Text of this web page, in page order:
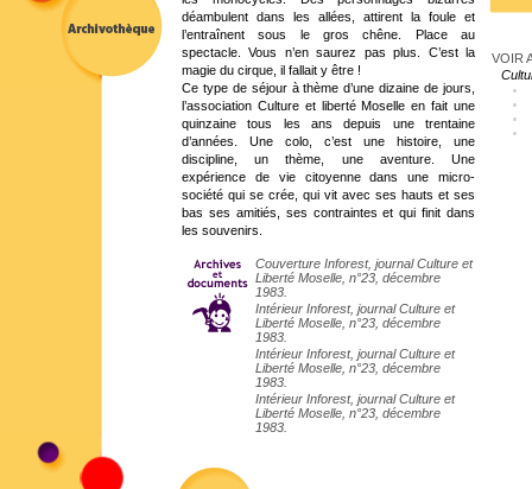
VOIR
déambulent dans les allées, attirent la foule et
l’entraînent sous le gros chêne. Place au
spectacle. Vous n’en saurez pas plus. C’est la
magie du cirque, il fallait y être !
Ce type de séjour à thème d’une dizaine de jours,
l’association Culture et liberté Moselle en fait une
quinzaine tous les ans depuis une trentaine
d’années. Une colo, c’est une histoire, une
discipline, un thème, une aventure. Une
expérience de vie citoyenne dans une micro-
société qui se crée, qui vit avec ses hauts et ses
bas ses amitiés, ses contraintes et qui finit dans
les souvenirs.
Couverture Inforest, journal Culture et
Liberté Moselle, n°23, décembre
1983.
Intérieur Inforest, journal Culture et
Liberté Moselle, n°23, décembre
1983.
Intérieur Inforest, journal Culture et
Liberté Moselle, n°23, décembre
1983.
Intérieur Inforest, journal Culture et
Liberté Moselle, n°23, décembre
1983.